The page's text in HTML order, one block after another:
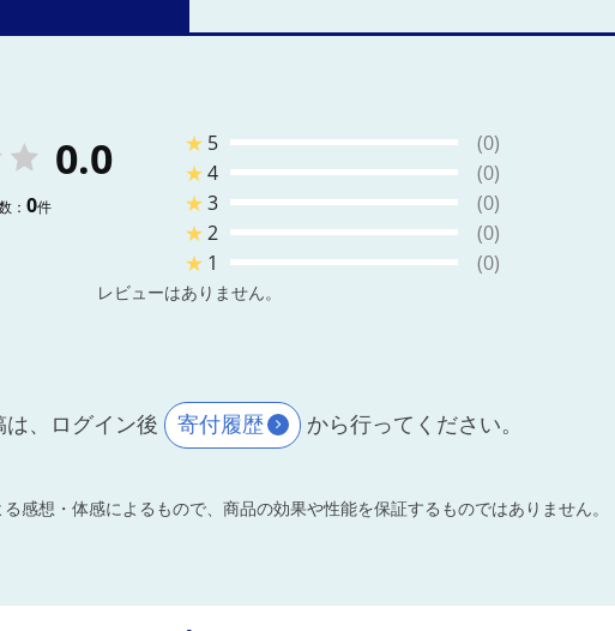
0.0
： 0件
★ 5
(0)
★4
(0)
★3
(0)
★2
(0)
★ 1 (0)
レビューはありません。
は、ログイン後 寄付履歴 から行ってください。
感想・体感によるもので、商品の効果や性能を保証するものではありません。